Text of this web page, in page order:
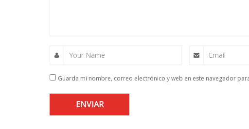
Your Name Email
Guarda mi nombre, correo electrónico y web en este navegador